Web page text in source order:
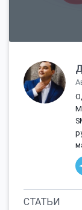
СТАТЬИ